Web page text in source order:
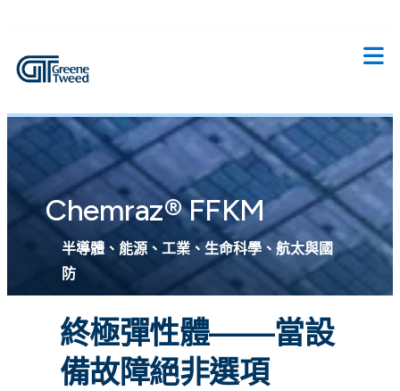
Chemraz® FFKM
半導體、能源、工業、生命科學、航太與國
防
終極彈性體——當設
備故障絕非選項